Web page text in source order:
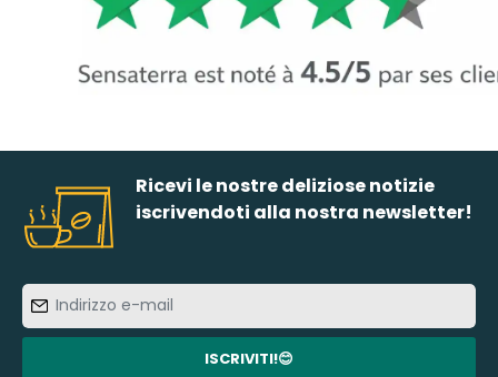
Ricevi le nostre deliziose notizie
iscrivendoti alla nostra newsletter!
e-
mail
ISCRIVITI!😊